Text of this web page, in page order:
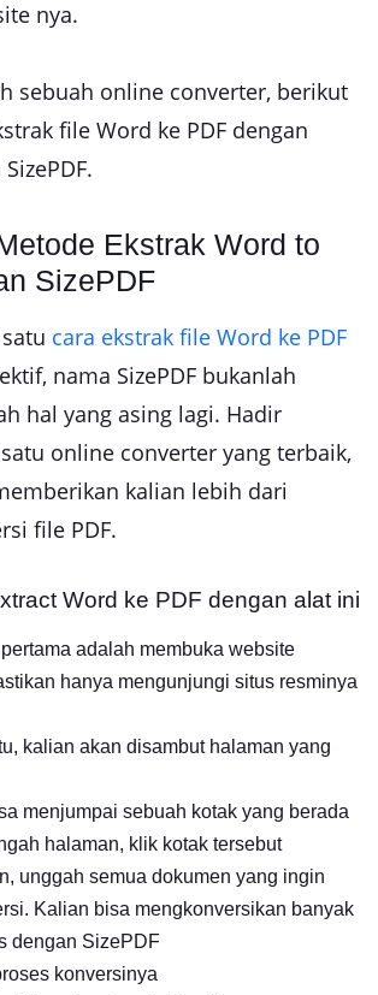
nya.
sebuah online converter, berikut
file Word ke PDF dengan
Ekstrak Word to
SizePDF
cara ekstrak file Word ke PDF
nama SizePDF bukanlah
hal yang asing lagi. Hadir
online converter yang terbaik,
kalian lebih dari
file PDF.
Word ke PDF dengan alat ini
adalah membuka website
hanya mengunjungi situs resminya
kalian akan disambut halaman yang
menjumpai sebuah kotak yang berada
halaman, klik kotak tersebut
unggah semua dokumen yang ingin
Kalian bisa mengkonversikan banyak
dengan SizePDF
konversinya